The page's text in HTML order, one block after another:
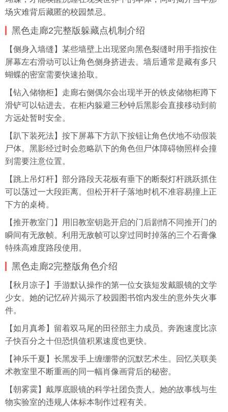
场灾难背后藏匿的校园禁忌。
黑色走廊2完整版躲藏点机制介绍
【侧身入墙缝】某些墙壁上出现竖向黑色裂缝时用手指按住
屏幕左右滑动可以让角色侧身挤进去。墙后通常是藏有多只
蝴蝶的密室需要快速拾取。
【钻入储物柜】走廊右侧偶尔会出现半开的铁皮储物柜蹲下
滑铲可以钻进去。在柜内躲避三秒钟后黑影会直接移动到前
方远处暂时安全。
【趴下装死法】按下屏幕下方趴下按钮让角色伏地不动假装
尸体。黑影经过时会忽略趴下的角色但尸体障碍物照样会撞
到需要注意位置。
【跳上吊灯杆】部分路段天花板有垂下的断裂灯杆跳跃抓住
可以荡过一大段距离。但松开杆子落地时机不准容易撞上正
下方的桌椅。
【推开教室门】用旧教室钥匙开启的门后剧情不同推开门的
瞬间有无敌帧。利用无敌帧可以穿过同时掉落的三个石膏像
特殊高难度路段使用。
黑色走廊2完整版角色介绍
【秋月凉子】手游默认操作的第一位女孩短发戴眼镜的文学
少女。她的记忆碎片揭示了校园图书馆内发生的意外失火事
件。
【如月真希】留着双马尾的田径部主力成员。奔跑速度比凉
子快百分之十但恐惧值积累速度也更快。
【神乐千夏】长黑发手上缠绷带的沉默艺术生。回忆关联美
术教室里不断重画的同一幅肖像画背后的秘密。
【朝雾霙】戴厚底眼镜的科学社团负责人。她的故事线与生
物实验室的违规人体标本制作过程有关。